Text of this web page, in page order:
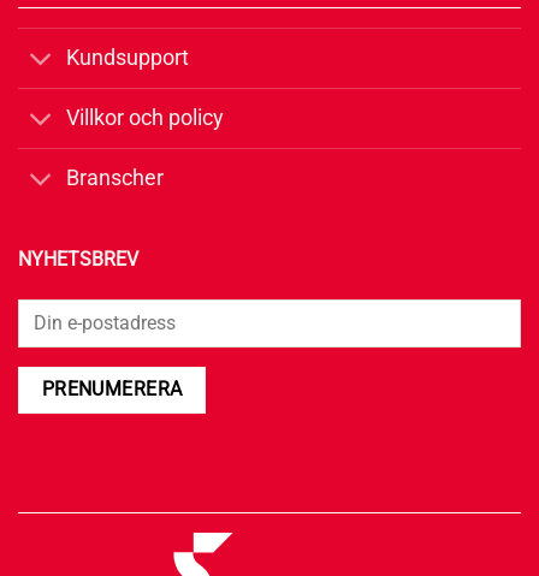
Kundsupport
Villkor och policy
Branscher
NYHETSBREV